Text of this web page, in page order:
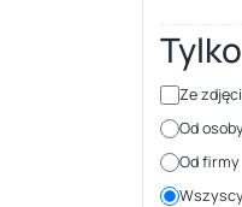
Tylko
Ze
Od
Od firmy